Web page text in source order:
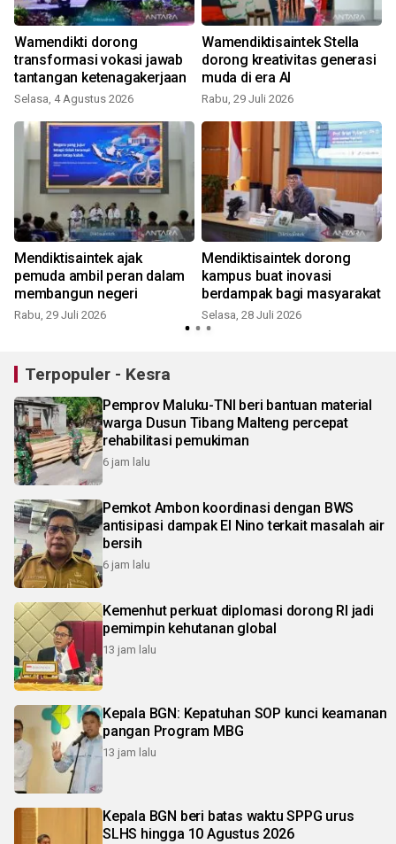
Wamendikti dorong
transformasi vokasi jawab
tantangan ketenagakerjaan
Selasa, 4 Agustus 2026
Wamendiktisaintek Stella
dorong kreativitas generasi
muda di era AI
Rabu, 29 Juli 2026
Mendiktisaintek ajak
pemuda ambil peran dalam
membangun negeri
Rabu, 29 Juli 2026
Mendiktisaintek dorong
kampus buat inovasi
berdampak bagi masyarakat
Selasa, 28 Juli 2026
Terpopuler - Kesra
Pemprov Maluku-TNI beri bantuan material
warga Dusun Tibang Malteng percepat
rehabilitasi pemukiman
6 jam lalu
Pemkot Ambon koordinasi dengan BWS
antisipasi dampak El Nino terkait masalah air
bersih
6 jam lalu
Kemenhut perkuat diplomasi dorong RI jadi
pemimpin kehutanan global
13 jam lalu
Kepala BGN: Kepatuhan SOP kunci keamanan
pangan Program MBG
13 jam lalu
Kepala BGN beri batas waktu SPPG urus
SLHS hingga 10 Agustus 2026